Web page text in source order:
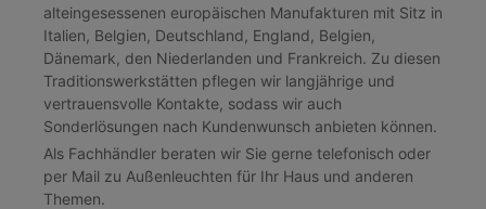
alteingesessenen europäischen Manufakturen mit Sitz in
Italien, Belgien, Deutschland, England, Belgien,
Dänemark, den Niederlanden und Frankreich. Zu diesen
Traditionswerkstätten pflegen wir langjährige und
vertrauensvolle Kontakte, sodass wir auch
Sonderlösungen nach Kundenwunsch anbieten können.
Als Fachhändler beraten wir Sie gerne telefonisch oder
per Mail zu Außenleuchten für Ihr Haus und anderen
Themen.